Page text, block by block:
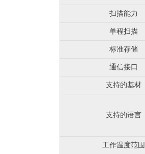
扫描能力
单程扫描
标准存储
通信接口
支持的基材
支持的语言
工作温度范围